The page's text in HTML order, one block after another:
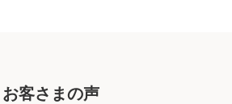
お客さまの声